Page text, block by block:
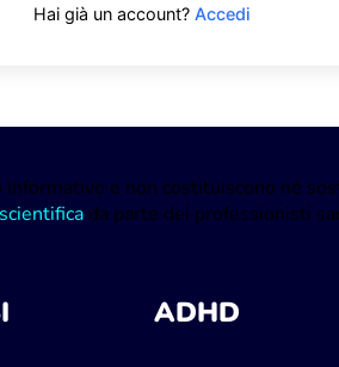
Hai già un account? Accedi
e non costituiscono né
da parte dei professionisti
ADHD